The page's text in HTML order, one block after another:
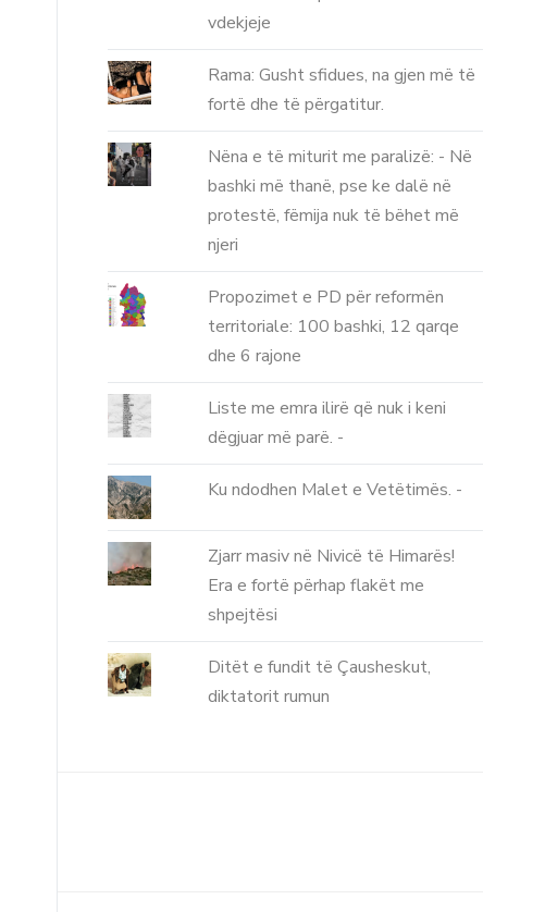
vdekjeje
Rama: Gusht sfidues, na gjen më të
fortë dhe të përgatitur.
Nëna e të miturit me paralizë: - Në
bashki më thanë, pse ke dalë në
protestë, fëmija nuk të bëhet më
njeri
Propozimet e PD për reformën
territoriale: 100 bashki, 12 qarqe
dhe 6 rajone
Liste me emra ilirë që nuk i keni
dëgjuar më parë. -
Ku ndodhen Malet e Vetëtimës. -
Zjarr masiv në Nivicë të Himarës!
Era e fortë përhap flakët me
shpejtësi
Ditët e fundit të Çausheskut,
diktatorit rumun